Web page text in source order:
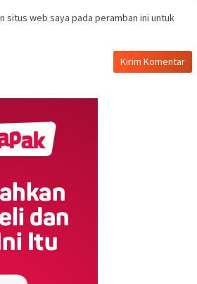
situs web saya pada peramban ini untuk